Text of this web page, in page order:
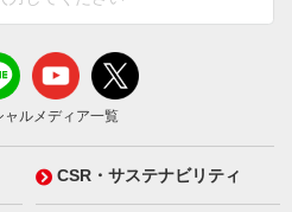
ャルメディア一覧
CSR・サステナビリティ